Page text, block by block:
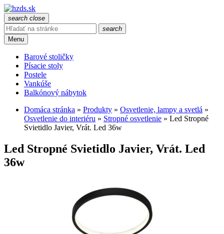
search close
search
Menu
Barové stoličky
Písacie stoly
Postele
Vankúše
Balkónový nábytok
Domáca stránka » Produkty » Osvetlenie, lampy a svetlá »
Osvetlenie do interiéru » Stropné osvetlenie » Led Stropné
Svietidlo Javier, Vrát. Led 36w
Led Stropné Svietidlo Javier, Vrát. Led
36w